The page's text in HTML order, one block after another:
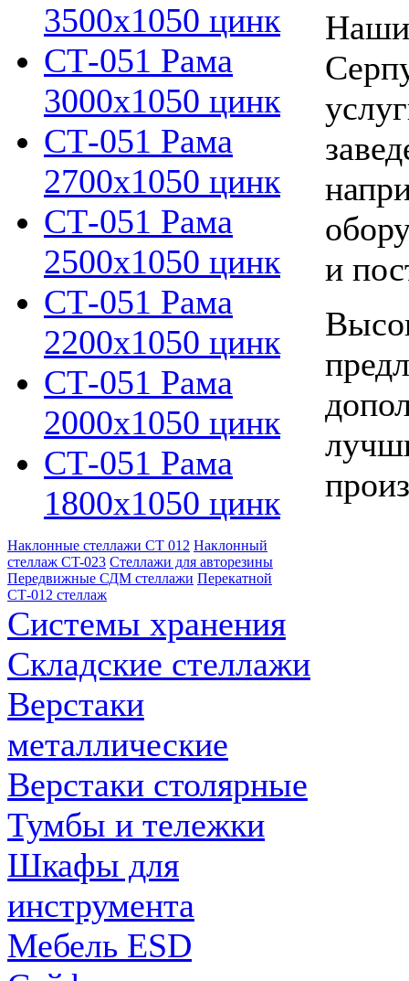
3500х1050 цинк
СТ-051 Рама
3000х1050 цинк
СТ-051 Рама
2700х1050 цинк
СТ-051 Рама
2500х1050 цинк
СТ-051 Рама
2200х1050 цинк
СТ-051 Рама
2000х1050 цинк
СТ-051 Рама
1800х1050 цинк
Наклонные стеллажи СТ 012 Наклонный
стеллаж CT-023 Стеллажи для авторезины
Передвижные СДМ стеллажи Перекатной
СТ-012 стеллаж
Системы хранения
Складские стеллажи
Верстаки
металлические
Верстаки столярные
Тумбы и тележки
Шкафы для
инструмента
Мебель ESD
и